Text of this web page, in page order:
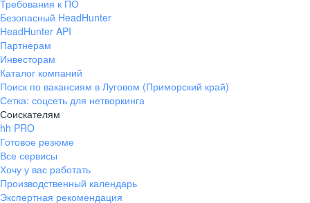
Требования к ПО
Безопасный HeadHunter
HeadHunter API
Партнерам
Инвесторам
Каталог компаний
Поиск по вакансиям в Луговом (Приморский край)
Сетка: соцсеть для нетворкинга
Соискателям
hh PRO
Готовое резюме
Все сервисы
Хочу у вас работать
Производственный календарь
Экспертная рекомендация